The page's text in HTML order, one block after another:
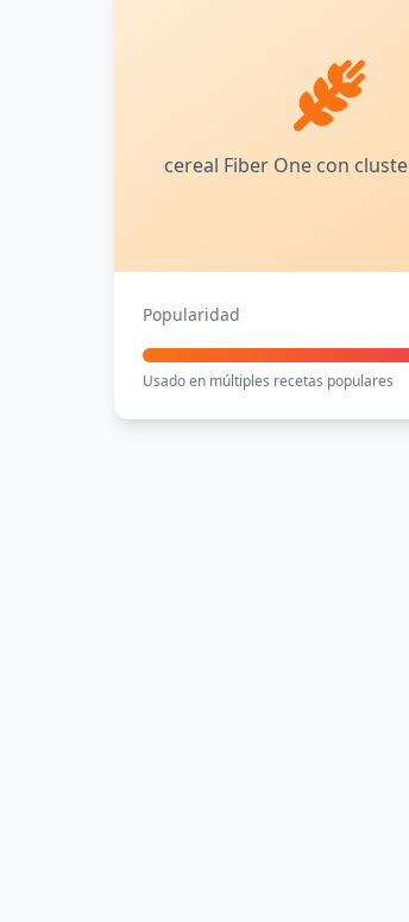
cereal Fiber One con
Popularidad
Usado en múltiples recetas populares